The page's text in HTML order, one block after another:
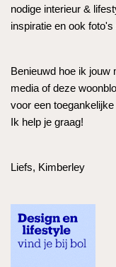
nodige interieur &
inspiratie en ook
Benieuwd hoe ik jouw
media of deze
voor een
Ik help je graag!
Liefs, Kimberley